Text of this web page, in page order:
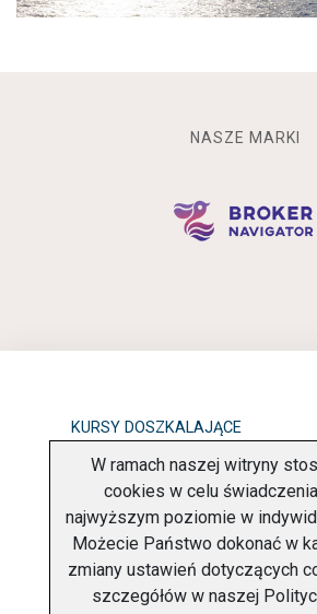
NASZE MARKI
KURSY DOSZKALAJĄCE
OBOWIĄZEK INFORMACYJNY
POLITYKA PRYWATNOŚCI O
W ramach naszej witryny
cookies w celu świadczenia
najwyższym poziomie w
Możecie Państwo dokonać w
zmiany ustawień dotyczących
szczegółów w naszej